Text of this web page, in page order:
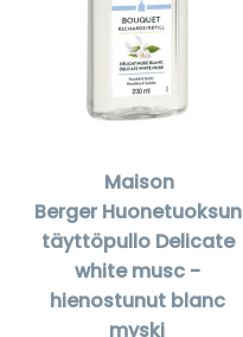
Maison
Berger Huonetuoksun
täyttöpullo Delicate
white musc -
hienostunut blanc
myski